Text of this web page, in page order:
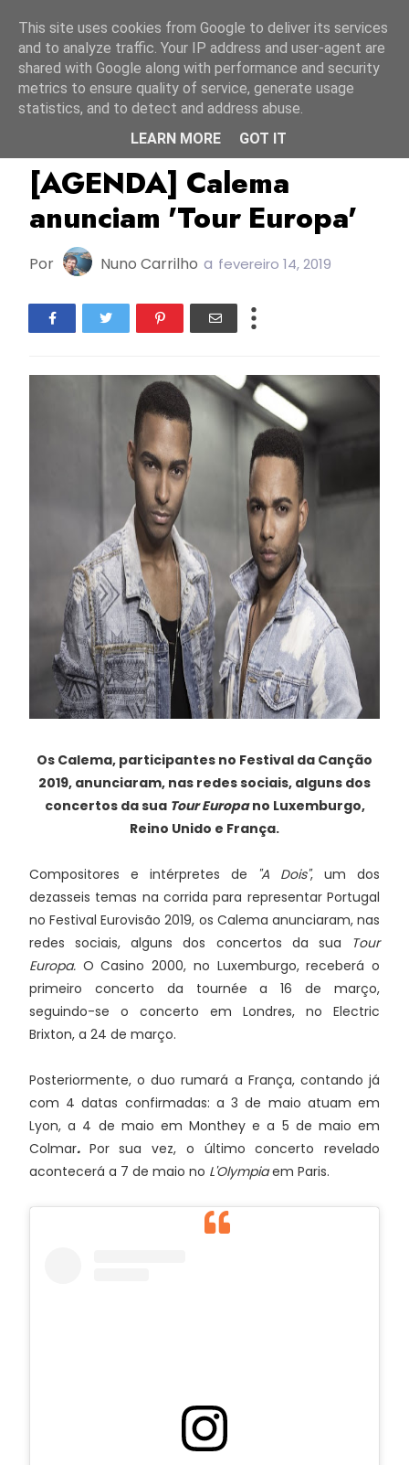
Calema FC2019
[AGENDA] Calema
anunciam 'Tour Europa'
Por Nuno Carrilho a fevereiro 14, 2019
Os Calema, participantes no Festival da Canção
2019, anunciaram, nas redes sociais, alguns dos
concertos da sua Tour Europano Luxemburgo,
Reino Unido e França.
Compositores e intérpretes de "A Dois", um dos
dezasseis temas na corrida para representar Portugal
no Festival Eurovisão 2019, os Calema anunciaram, nas
redes sociais, alguns dos concertos da sua Tour
Europa. O Casino 2000, no Luxemburgo, receberá o
primeiro concerto da tournée a 16 de março,
seguindo-se o concerto em Londres, no Electric
Brixton, a 24 de março.
Posteriormente, o duo rumará a França, contando já
com 4 datas confirmadas: a 3 de maio atuam em
Lyon, a 4 de maio em Monthey e a 5 de maio em
Colmar. Por sua vez, o último concerto revelado
acontecerá a 7 de maio no L'Olympiaem Paris.
This site uses cookies from Google to deliver its services
and to analyze traffic. Your IP address and user-agent are
shared with Google along with performance and security
metrics to ensure quality of service, generate usage
statistics, and to detect and address abuse.
LEARN MORE
GOT IT